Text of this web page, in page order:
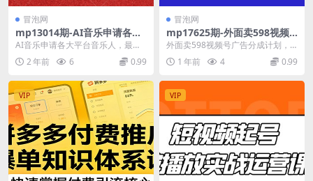
冒泡网
mp13014期-AI音乐申请各大
平台音乐人，最详细的教材，
一单60.第一天25单，日入多
张
AI音乐申请各大平台音乐人，最详
细的教材，一单60.第一天25单，日
入多张【揭秘...
2 年前 6 0.99
冒泡网
mp17625期-外面卖598视频
号广告分成计划，不直播 不卖
货 不露脸，只要去发视频都会
有收益
外面卖598视频号广告分成计划，
不直播 不卖货 不露脸，只要去发视
频都会有收益 ...
1 年前 4 0.99
VIP VIP